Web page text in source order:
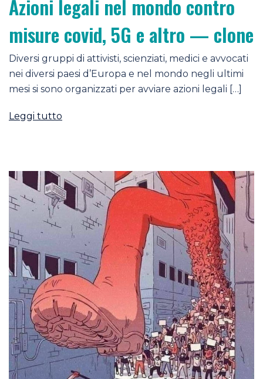
Azioni legali nel mondo contro
misure covid, 5G e altro — clone
Diversi gruppi di attivisti, scienziati, medici e avvocati
nei diversi paesi d’Europa e nel mondo negli ultimi
mesi si sono organizzati per avviare azioni legali […]
Leggi tutto